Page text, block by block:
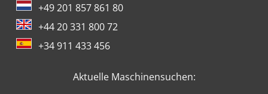
+49 201 857 861 80
+44 20 331 800 72
+34 911 433 456
Aktuelle Maschinensuchen: